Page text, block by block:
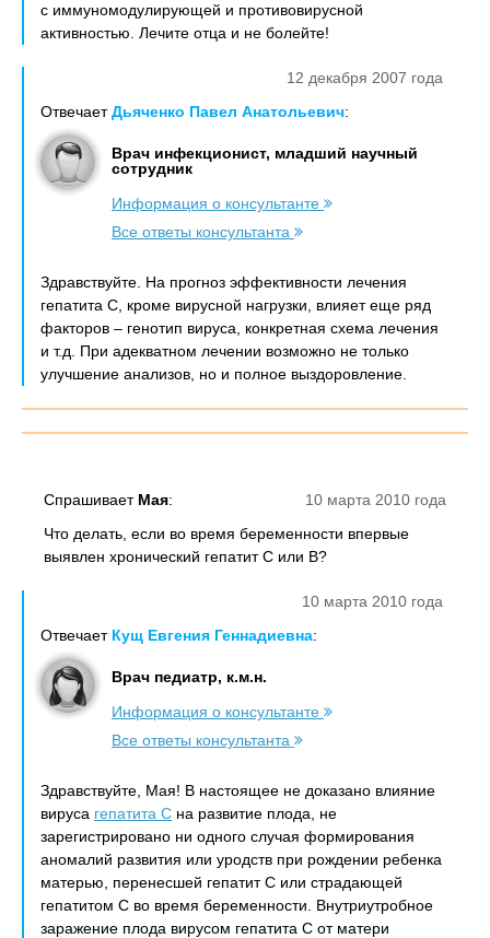
с иммуномодулирующей и противовирусной
активностью. Лечите отца и не болейте!
12 декабря 2007 года
ОтвечаетДьяченко Павел Анатольевич:
Врач инфекционист, младший научный
сотрудник
Информация о консультанте
Все ответы консультанта
Здравствуйте. На прогноз эффективности лечения
гепатита С, кроме вирусной нагрузки, влияет еще ряд
факторов – генотип вируса, конкретная схема лечения
и т.д. При адекватном лечении возможно не только
улучшение анализов, но и полное выздоровление.
10 марта 2010 года
Спрашивает Мая:
Что делать, если во время беременности впервые
выявлен хронический гепатит C или B?
10 марта 2010 года
Отвечает Кущ Евгения Геннадиевна:
Врач педиатр, к.м.н.
Информация о консультанте
Все ответы консультанта
Здравствуйте, Мая! В настоящее не доказано влияние
вируса гепатита С на развитие плода, не
зарегистрировано ни одного случая формирования
аномалий развития или уродств при рождении ребенка
матерью, перенесшей гепатит С или страдающей
гепатитом С во время беременности. Внутриутробное
заражение плода вирусом гепатита С от матери